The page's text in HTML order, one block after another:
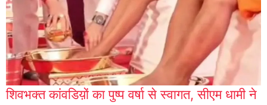
शिवभक्त कांवडिय़ों का पुष्प वर्षा से स्वागत, सीएम धामी ने